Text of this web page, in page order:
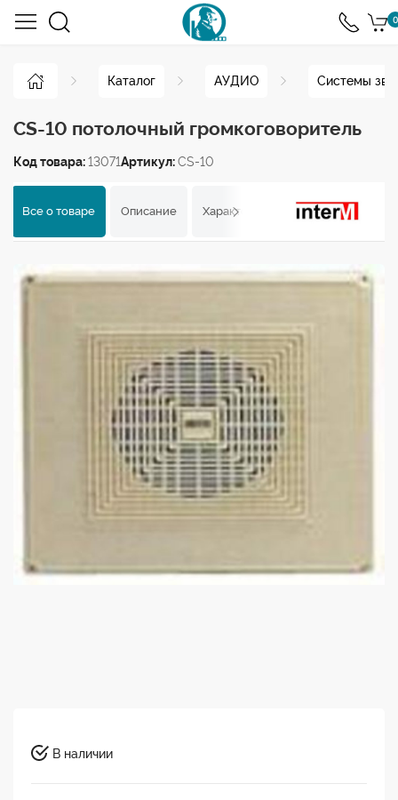
0
Каталог АУДИО Системы
CS-10 потолочный громкоговоритель
Код товара:13071Артикул:CS-10
Все о товаре Описание Характеристики Отзывы
В наличии